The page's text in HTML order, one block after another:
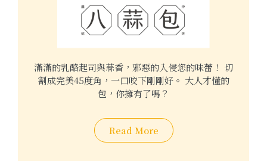
滿滿的乳酪起司與蒜香，邪惡的入侵您的味蕾！ 切
割成完美45度角，一口咬下剛剛好。 大人才懂的
包，你擁有了嗎？
Read More